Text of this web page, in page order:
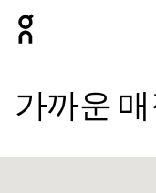
가까운